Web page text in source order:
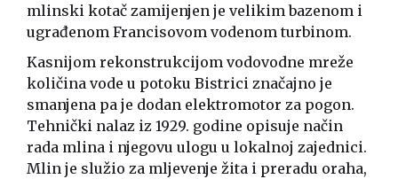
mlinski kotač zamijenjen je velikim bazenom i
ugrađenom Francisovom vodenom turbinom.
Kasnijom rekonstrukcijom vodovodne mreže
količina vode u potoku Bistrici značajno je
smanjena pa je dodan elektromotor za pogon.
Tehnički nalaz iz 1929. godine opisuje način
rada mlina i njegovu ulogu u lokalnoj zajednici.
Mlin je služio za mljevenje žita i preradu oraha,